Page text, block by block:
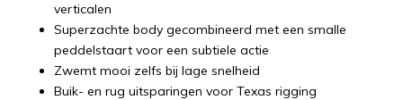
verticalen
Superzachte body gecombineerd met een smalle
peddelstaart voor een subtiele actie
Zwemt mooi zelfs bij lage snelheid
Buik- en rug uitsparingen voor Texas rigging